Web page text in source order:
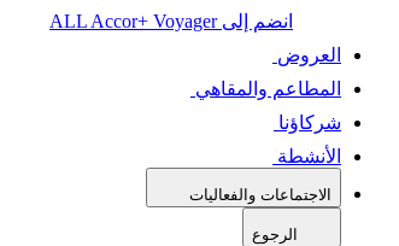
انضم إلى ALL Accor+ Voyager
العروض
المطاعم والمقاهي
شركاؤنا
الأنشطة
الاجتماعات والفعاليات
الرجوع